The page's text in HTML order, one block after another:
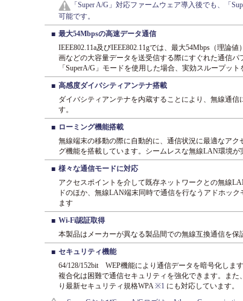
「Super A/G」対応ファームウェア導入後でも、「
可能です。
■ 最大54Mbpsの高速データ通信
IEEE802.11a及びIEEE802.11gでは、最大54Mbps（理論
画などの大容量データを送受信する際にすぐれた通信パ
「SuperA/G」モードを使用した場合、実効スループッ
■ 高感度ダイバシティアンテナ搭載
ダイバシティアンテナを内蔵することにより、無線通
す。
■ ローミング機能搭載
無線端末の移動の際に自動的に、通信状況に最適なア
グ機能を搭載しています。シームレスな無線LAN環境が
■ 様々な通信モードに対応
アクセスポイントを介して既存ネットワークとの無線
ドのほか、無線LAN端末同時で通信を行なうアドホッ
ます
■ Wi-Fi認証取得
本製品はメーカーが異なる製品間での無線互換通信を保
■ セキュリティ機能
64/128/152bit WEP機能により通信データを暗号化しま
複合化は困難で通信セキュリティを強化できます。また、
り最新セキュリティ規格WPA※1 にも対応しています。